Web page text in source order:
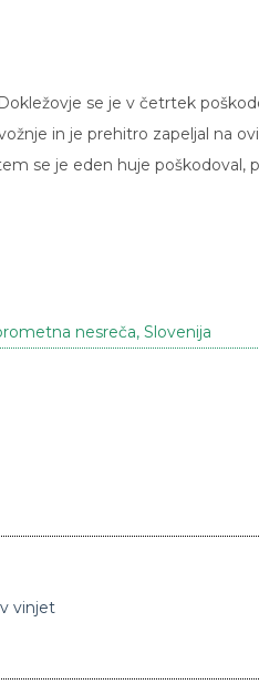
se je v četrtek
in je prehitro zapeljal na
se je eden huje poškodoval,
nesreča, Slovenija
vinjet